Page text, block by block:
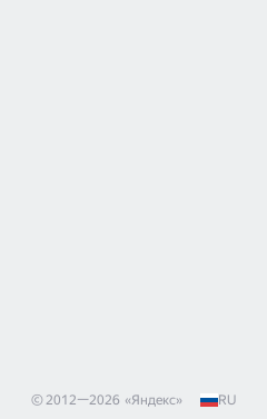
© 2012—2026 «Яндекс» RU